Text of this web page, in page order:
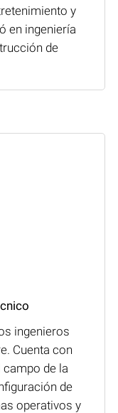
y
en ingeniería
de
ingenieros
Cuenta con
campo de la
de
operativos y